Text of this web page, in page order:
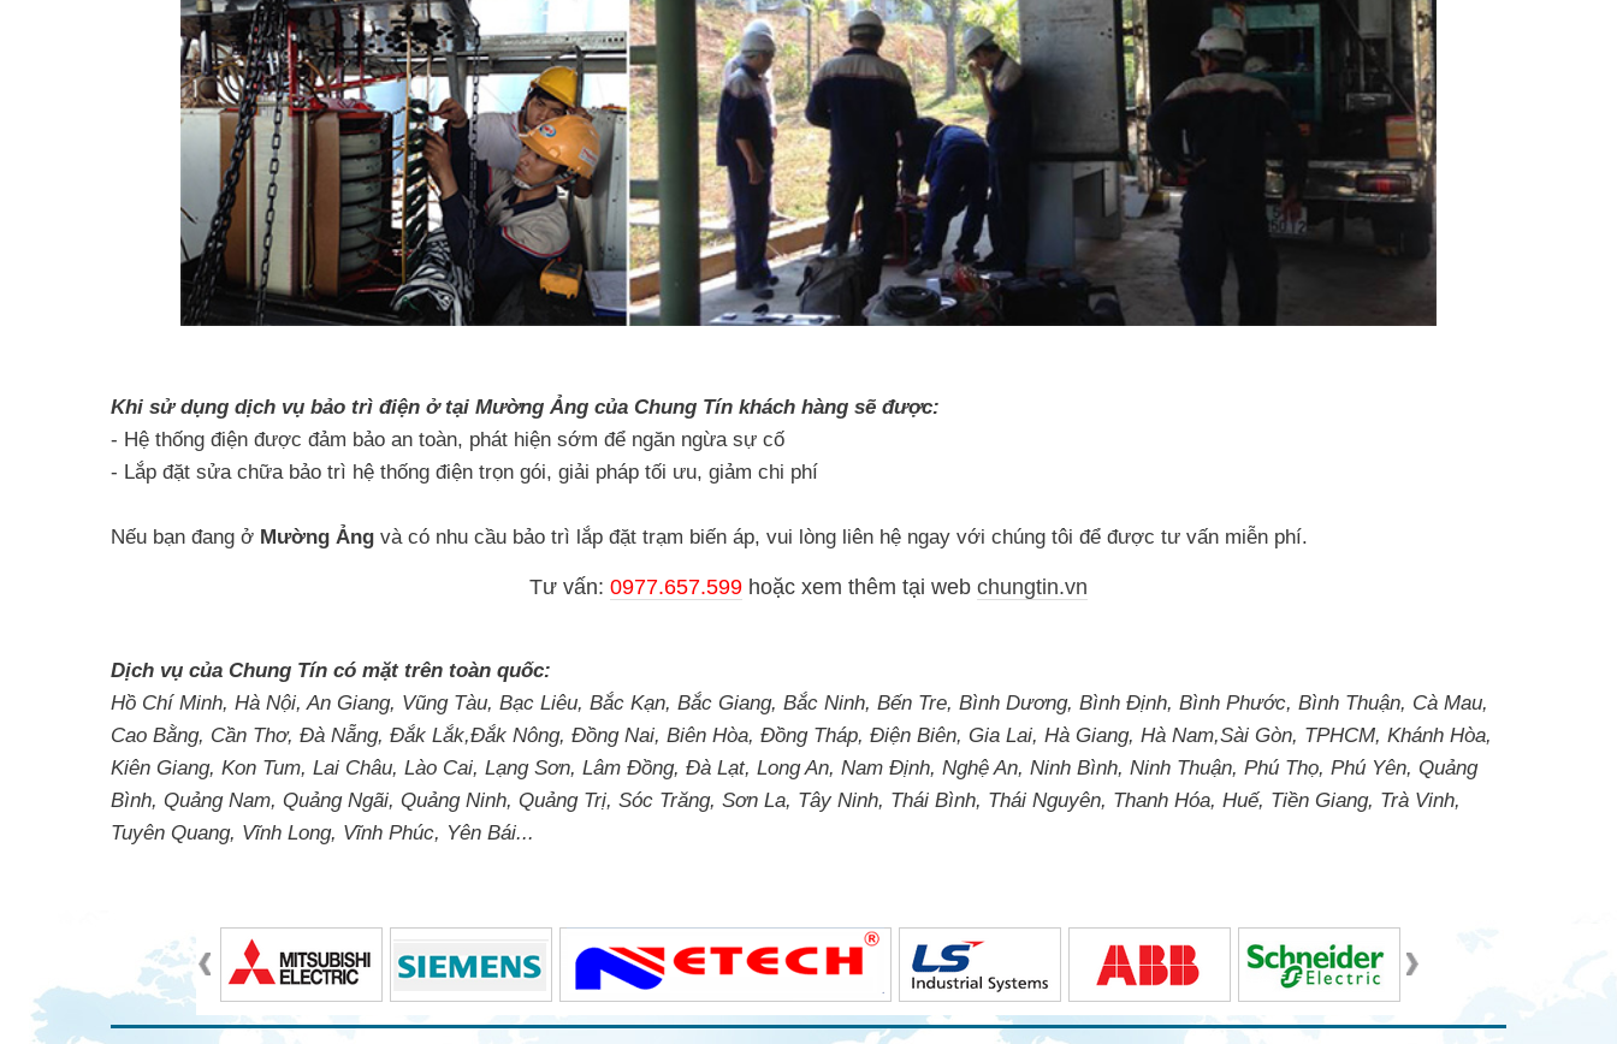
Khi sử dụng dịch vụ bảo trì điện ở tại Mường Ảng của Chung Tín khách hàng sẽ được:
- Hệ thống điện được đảm bảo an toàn, phát hiện sớm để ngăn ngừa sự cố
- Lắp đặt sửa chữa bảo trì hệ thống điện trọn gói, giải pháp tối ưu, giảm chi phí
Nếu bạn đang ở Mường Ảng và có nhu cầu bảo trì lắp đặt trạm biến áp, vui lòng liên hệ ngay với chúng tôi để được tư vấn miễn phí.
Tư vấn: 0977.657.599 hoặc xem thêm tại web chungtin.vn
Dịch vụ của Chung Tín có mặt trên toàn quốc:
Hồ Chí Minh, Hà Nội, An Giang, Vũng Tàu, Bạc Liêu, Bắc Kạn, Bắc Giang, Bắc Ninh, Bến Tre, Bình Dương, Bình Định, Bình Phước, Bình Thuận, Cà Mau,
Cao Bằng, Cần Thơ, Đà Nẵng, Đắk Lắk,Đắk Nông, Đồng Nai, Biên Hòa, Đồng Tháp, Điện Biên, Gia Lai, Hà Giang, Hà Nam,Sài Gòn, TPHCM, Khánh Hòa,
Kiên Giang, Kon Tum, Lai Châu, Lào Cai, Lạng Sơn, Lâm Đồng, Đà Lạt, Long An, Nam Định, Nghệ An, Ninh Bình, Ninh Thuận, Phú Thọ, Phú Yên, Quảng
Bình, Quảng Nam, Quảng Ngãi, Quảng Ninh, Quảng Trị, Sóc Trăng, Sơn La, Tây Ninh, Thái Bình, Thái Nguyên, Thanh Hóa, Huế, Tiền Giang, Trà Vinh,
Tuyên Quang, Vĩnh Long, Vĩnh Phúc, Yên Bái...
Bảo trì trạm biến áp Thạch Thành
Bảo trì trạm biến áp Đơn Dương
Bảo trì trạm biến áp Thới Bình
Bảo trì trạm biến áp Kế Sách